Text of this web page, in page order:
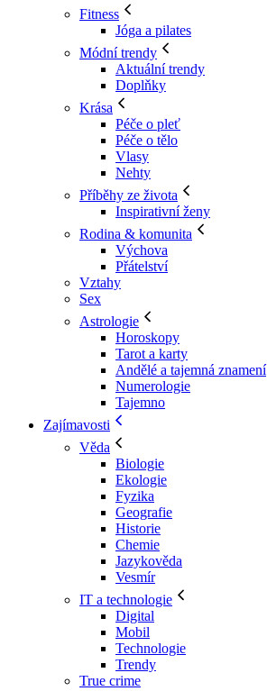
Fitness
Jóga a pilates
Módní trendy
Aktuální trendy
Doplňky
Krása
Péče o pleť
Péče o tělo
Vlasy
Nehty
Příběhy ze života
Inspirativní ženy
Rodina & komunita
Výchova
Přátelství
Vztahy
Sex
Astrologie
Horoskopy
Tarot a karty
Andělé a tajemná znamení
Numerologie
Tajemno
Zajímavosti
Věda
Biologie
Ekologie
Fyzika
Geografie
Historie
Chemie
Jazykověda
Vesmír
IT a technologie
Digital
Mobil
Technologie
Trendy
True crime